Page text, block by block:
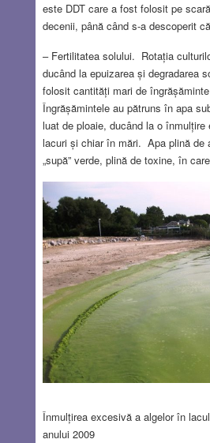
este DDT care a fost folosit pe
decenii, până când s-a descoperit
– Fertilitatea solului. Rotația
ducând la epuizarea și degradarea
folosit cantități mari de
Îngrășămintele au pătruns în apa
luat de ploaie, ducând la o
lacuri și chiar în mări. Apa plină de
„supă” verde, plină de toxine, în
Înmulțirea excesivă a algelor în
anului 2009